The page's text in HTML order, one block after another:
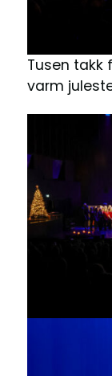
Tusen takk
varm